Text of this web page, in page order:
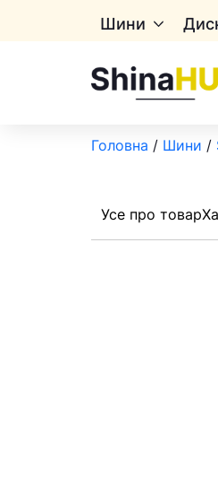
Шини
Головна / Шини /
Усе про товар